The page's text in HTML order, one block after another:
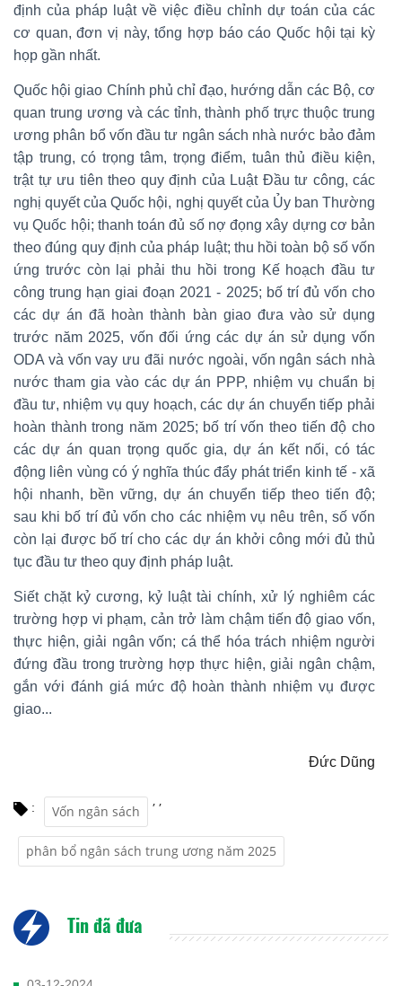
định của pháp luật về việc điều chỉnh dự toán của các
cơ quan, đơn vị này, tổng hợp báo cáo Quốc hội tại kỳ
họp gần nhất.
Quốc hội giao Chính phủ chỉ đạo, hướng dẫn các Bộ, cơ
quan trung ương và các tỉnh, thành phố trực thuộc trung
ương phân bổ vốn đầu tư ngân sách nhà nước bảo đảm
tập trung, có trọng tâm, trọng điểm, tuân thủ điều kiện,
trật tự ưu tiên theo quy định của Luật Đầu tư công, các
nghị quyết của Quốc hội, nghị quyết của Ủy ban Thường
vụ Quốc hội; thanh toán đủ số nợ đọng xây dựng cơ bản
theo đúng quy định của pháp luật; thu hồi toàn bộ số vốn
ứng trước còn lại phải thu hồi trong Kế hoạch đầu tư
công trung hạn giai đoạn 2021 - 2025; bố trí đủ vốn cho
các dự án đã hoàn thành bàn giao đưa vào sử dụng
trước năm 2025, vốn đối ứng các dự án sử dụng vốn
ODA và vốn vay ưu đãi nước ngoài, vốn ngân sách nhà
nước tham gia vào các dự án PPP, nhiệm vụ chuẩn bị
đầu tư, nhiệm vụ quy hoạch, các dự án chuyển tiếp phải
hoàn thành trong năm 2025; bố trí vốn theo tiến độ cho
các dự án quan trọng quốc gia, dự án kết nối, có tác
động liên vùng có ý nghĩa thúc đẩy phát triển kinh tế - xã
hội nhanh, bền vững, dự án chuyển tiếp theo tiến độ;
sau khi bố trí đủ vốn cho các nhiệm vụ nêu trên, số vốn
còn lại được bố trí cho các dự án khởi công mới đủ thủ
tục đầu tư theo quy định pháp luật.
Siết chặt kỷ cương, kỷ luật tài chính, xử lý nghiêm các
trường hợp vi phạm, cản trở làm chậm tiến độ giao vốn,
thực hiện, giải ngân vốn; cá thể hóa trách nhiệm người
đứng đầu trong trường hợp thực hiện, giải ngân chậm,
gắn với đánh giá mức độ hoàn thành nhiệm vụ được
giao...
Đức Dũng
: Vốn ngân sách
,
phân bổ ngân sách trung ương năm 2025
,
Tin đã đưa